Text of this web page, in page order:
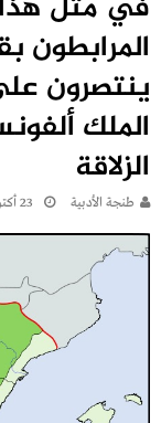
المرابطون
ينتصرون
الملك
الزلاقة
طنجة الأدبية 23 أكتوبر، 2020